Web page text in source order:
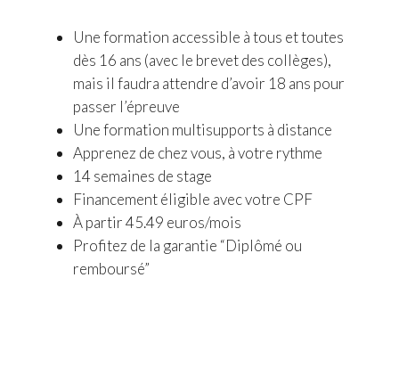
Une formation accessible à tous et toutes
dès 16 ans (avec le brevet des collèges),
mais il faudra attendre d’avoir 18 ans pour
passer l’épreuve
Une formation multisupports à distance
Apprenez de chez vous, à votre rythme
14 semaines de stage
Financement éligible avec votre CPF
À partir 45.49 euros/mois
Profitez de la garantie “Diplômé ou
remboursé”